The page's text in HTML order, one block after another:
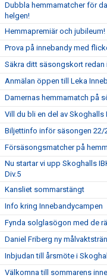
Dubbla hemmamatcher för
helgen!
Hemmapremiär och jubileum!
Prova på innebandy med
Säkra ditt säsongskort redan
Anmälan öppen till Leka
Damernas hemmamatch på
Vill du bli en del av
Biljettinfo inför säsongen 22/
Försäsongsmatcher på
Nu startar vi upp Skoghalls
Div.5
Kansliet sommarstängt
Info kring Innebandycampen
Fynda solglasögon med de
Daniel Friberg ny
Inbjudan till årsmöte i
Välkomna till sommarens